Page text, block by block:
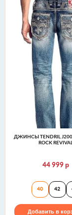
ДЖИНСЫ TENDRIL J200
ROCK REVIVAL
44 999 р
40 42
Добавить в